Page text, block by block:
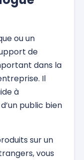
ou un
de
dans la
Il
à
public bien
sur un
vous